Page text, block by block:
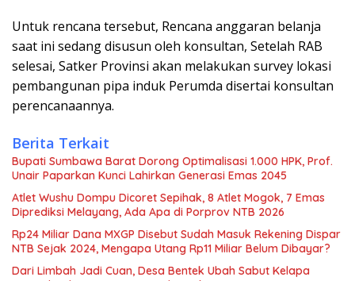
Untuk rencana tersebut, Rencana anggaran belanja
saat ini sedang disusun oleh konsultan, Setelah RAB
selesai, Satker Provinsi akan melakukan survey lokasi
pembangunan pipa induk Perumda disertai konsultan
perencanaannya.
Berita Terkait
Bupati Sumbawa Barat Dorong Optimalisasi 1.000 HPK, Prof.
Unair Paparkan Kunci Lahirkan Generasi Emas 2045
Atlet Wushu Dompu Dicoret Sepihak, 8 Atlet Mogok, 7 Emas
Diprediksi Melayang, Ada Apa di Porprov NTB 2026
Rp24 Miliar Dana MXGP Disebut Sudah Masuk Rekening Dispar
NTB Sejak 2024, Mengapa Utang Rp11 Miliar Belum Dibayar?
Dari Limbah Jadi Cuan, Desa Bentek Ubah Sabut Kelapa